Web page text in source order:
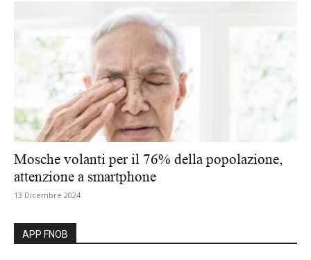
Mosche volanti per il 76% della popolazione,
attenzione a smartphone
13 Dicembre 2024
APP FNOB